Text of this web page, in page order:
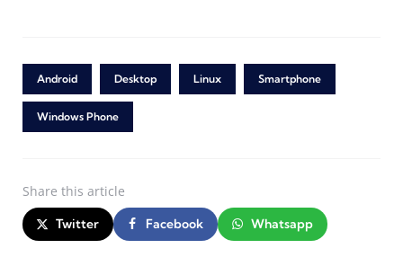
Android Desktop Linux Smartphone
Windows Phone
Share this article
Twitter Facebook Whatsapp